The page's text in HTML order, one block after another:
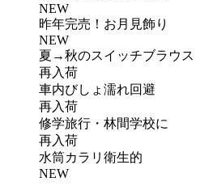
NEW
昨年完売！お月見飾り
NEW
夏→秋のスイッチブラウス
再入荷
車内びしょ濡れ回避
再入荷
修学旅行・林間学校に
再入荷
水筒カラリ衛生的
NEW